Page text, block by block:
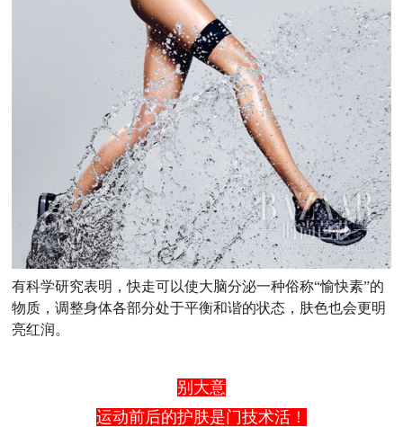
有科学研究表明，快走可以使大脑分泌一种俗称“愉快素”的
物质，调整身体各部分处于平衡和谐的状态，肤色也会更明
亮红润。
别大意
运动前后的护肤是门技术活！